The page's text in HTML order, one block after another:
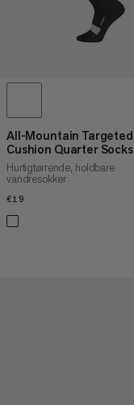
All-Mountain Targeted
Cushion Quarter Socks
Hurtigtørrende, holdbare
vandresokker
€19